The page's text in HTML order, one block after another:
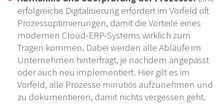
erfolgreiche Digitalisierung erfordert im Vorfeld oft
Prozessoptimierungen, damit die Vorteile eines
modernen Cloud-ERP-Systems wirklich zum
Tragen kommen. Dabei werden alle Abläufe im
Unternehmen hinterfragt, je nachdem angepasst
oder auch neu implementiert. Hier gilt es im
Vorfeld, alle Prozesse minutiös aufzunehmen und
zu dokumentieren, damit nichts vergessen geht.